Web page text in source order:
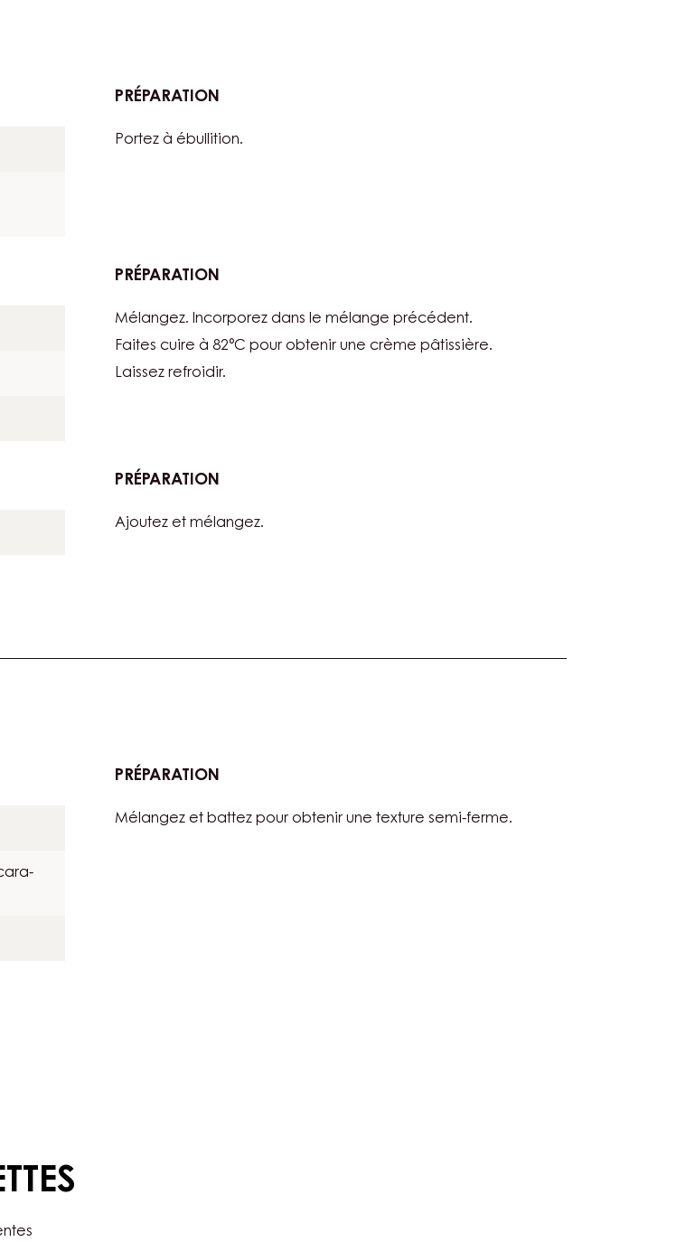
PRÉPARATION
Portez à ébullition.
PRÉPARATION
Mélangez. Incorporez dans le mélange précédent.
Faites cuire à 82°C pour obtenir une crème pâtissière.
Laissez refroidir.
PRÉPARATION
Ajoutez et mélangez.
PRÉPARATION
CARAMEL
Mélangez et battez pour obtenir une texture semi-ferme.